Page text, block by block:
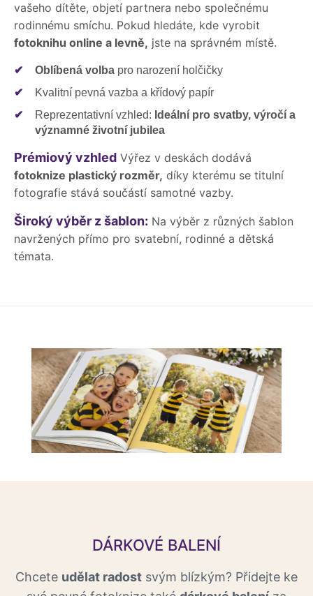
vašeho dítěte, objetí partnera nebo společnému
rodinnému smíchu. Pokud hledáte, kde vyrobit
fotoknihu online a levně, jste na správném místě.
✔ Oblíbená volba pro narození holčičky
✔
Kvalitní pevná vazba a křídový papír
✔
Reprezentativní vzhled: Ideální pro svatby, výročí a
významné životní jubilea
Prémiový vzhled Výřez v deskách dodává
fotoknize plastický rozměr, díky kterému se titulní
fotografie stává součástí samotné vazby.
Široký výběr z šablon: Na výběr z různých šablon
navržených přímo pro svatební, rodinné a dětská
témata.
DÁRKOVÉ BALENÍ
Chcete udělat radost svým blízkým? Přidejte ke